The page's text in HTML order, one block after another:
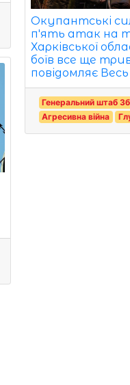
Окупантські
п'ять атак на
Харківської
боїв все ще
повідомляє Весь
Генеральний штаб
Агресивна війна